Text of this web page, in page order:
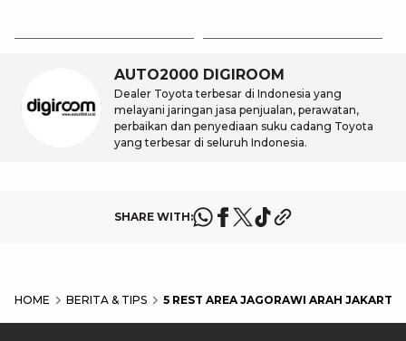
AUTO2000 DIGIROOM
Dealer Toyota terbesar di Indonesia yang
melayani jaringan jasa penjualan, perawatan,
perbaikan dan penyediaan suku cadang Toyota
yang terbesar di seluruh Indonesia.
SHARE WITH:
HOME BERITA & TIPS 5 REST AREA JAGORAWI ARAH